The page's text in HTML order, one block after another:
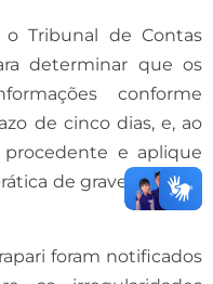
Tribunal de Contas
determinar que os
conforme
de cinco dias, e, ao
e aplique
de grave violação
foram notificados